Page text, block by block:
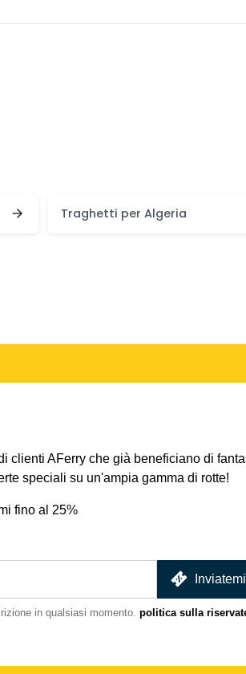
Traghetti per Algeria
clienti AFerry che già beneficiano di
speciali su un'ampia gamma di rotte!
fino al 25%
in qualsiasi momento. politica sulla